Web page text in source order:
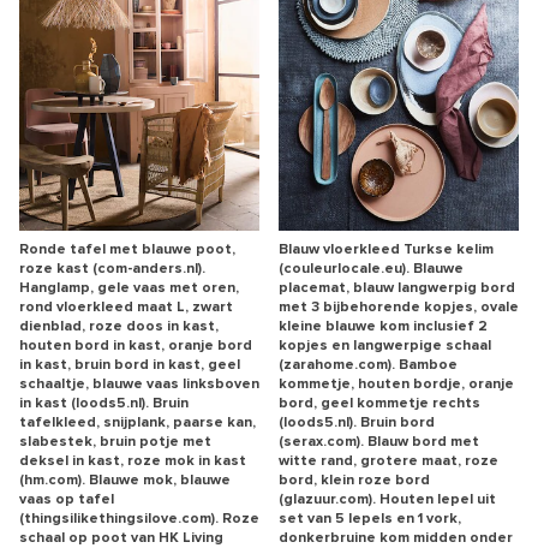
Ronde tafel met blauwe poot,
roze kast (com-anders.nl).
Hanglamp, gele vaas met oren,
rond vloerkleed maat L, zwart
dienblad, roze doos in kast,
houten bord in kast, oranje bord
in kast, bruin bord in kast, geel
schaaltje, blauwe vaas linksboven
in kast (loods5.nl). Bruin
tafelkleed, snijplank, paarse kan,
slabestek, bruin potje met
deksel in kast, roze mok in kast
(hm.com). Blauwe mok, blauwe
vaas op tafel
(thingsilikethingsilove.com). Roze
schaal op poot van HK Living
Blauw vloerkleed Turkse kelim
(couleurlocale.eu). Blauwe
placemat, blauw langwerpig bord
met 3 bijbehorende kopjes, ovale
kleine blauwe kom inclusief 2
kopjes en langwerpige schaal
(zarahome.com). Bamboe
kommetje, houten bordje, oranje
bord, geel kommetje rechts
(loods5.nl). Bruin bord
(serax.com). Blauw bord met
witte rand, grotere maat, roze
bord, klein roze bord
(glazuur.com). Houten lepel uit
set van 5 lepels en 1 vork,
donkerbruine kom midden onder